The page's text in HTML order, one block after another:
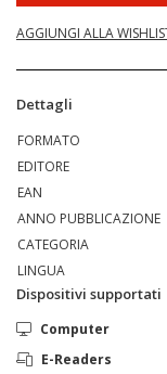
AGGIUNGI ALLA
Dettagli
FORMATO
EDITORE
EAN
ANNO PUBBLICAZIONE
CATEGORIA
LINGUA
Dispositivi supportati
Computer
E-Readers